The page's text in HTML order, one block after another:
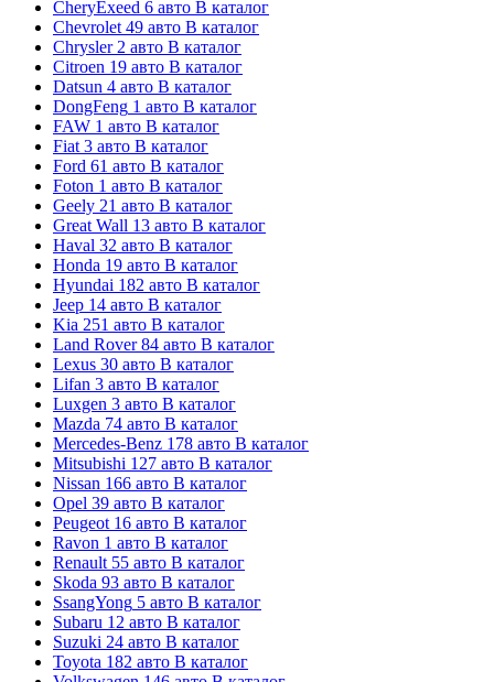
CheryExeed 6 авто В каталог
Chevrolet 49 авто В каталог
Chrysler 2 авто В каталог
Citroen 19 авто В каталог
Datsun 4 авто В каталог
DongFeng 1 авто В каталог
FAW 1 авто В каталог
Fiat 3 авто В каталог
Ford 61 авто В каталог
Foton 1 авто В каталог
Geely 21 авто В каталог
Great Wall 13 авто В каталог
Haval 32 авто В каталог
Honda 19 авто В каталог
Hyundai 182 авто В каталог
Jeep 14 авто В каталог
Kia 251 авто В каталог
Land Rover 84 авто В каталог
Lexus 30 авто В каталог
Lifan 3 авто В каталог
Luxgen 3 авто В каталог
Mazda 74 авто В каталог
Mercedes-Benz 178 авто В каталог
Mitsubishi 127 авто В каталог
Nissan 166 авто В каталог
Opel 39 авто В каталог
Peugeot 16 авто В каталог
Ravon 1 авто В каталог
Renault 55 авто В каталог
Skoda 93 авто В каталог
SsangYong 5 авто В каталог
Subaru 12 авто В каталог
Suzuki 24 авто В каталог
Toyota 182 авто В каталог